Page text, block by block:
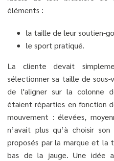
éléments :
la taille de leur soutien-
le sport pratiqué.
La cliente devait
sélectionner sa taille de
de l'aligner sur la colonne
étaient réparties en fonction
mouvement : élevées,
n’avait plus qu’à choisir
proposés par la marque et la
bas de la jauge. Une idée